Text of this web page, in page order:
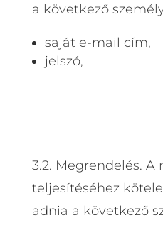
a következő
saját e-mail cím,
jelszó,
3.2. Megrendelés.
teljesítéséhez
adnia a következő